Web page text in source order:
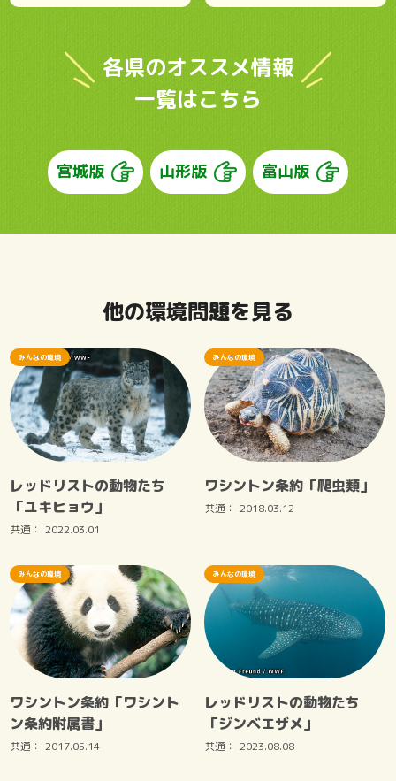
各県のオススメ情報
一覧はこちら
宮城版 山形版 富山版
他の環境問題を見る
レッドリストの動物たち
「ユキヒョウ」
共通： 2022.03.01
みんなの環境
ワシントン条約「爬虫類」
共通： 2018.03.12
みんなの環境
ワシントン条約「ワシント
ン条約附属書」
共通： 2017.05.14
みんなの環境
レッドリストの動物たち
「ジンベエザメ」
共通： 2023.08.08
みんなの環境